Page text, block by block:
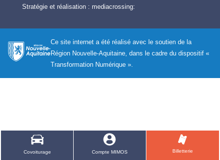
Covoiturage Compte MIMOS Billetterie
Stratégie et réalisation : mediacrossing:
Ce site internet a été réalisé avec le soutien de la
Région Nouvelle-Aquitaine, dans le cadre du dispositif «
Transformation Numérique ».